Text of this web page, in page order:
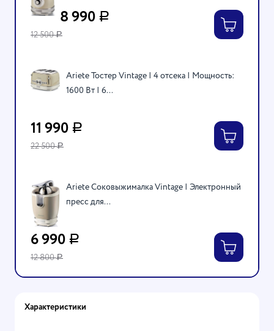
8 990 Р
12 500Р
Ariete Тостер Vintage | 4 отсека | Мощность:
1600 Вт | 6...
11 990 Р
22 500Р
Ariete Соковыжималка Vintage | Электронный
пресс для...
6 990 Р
12 800Р
Характеристики